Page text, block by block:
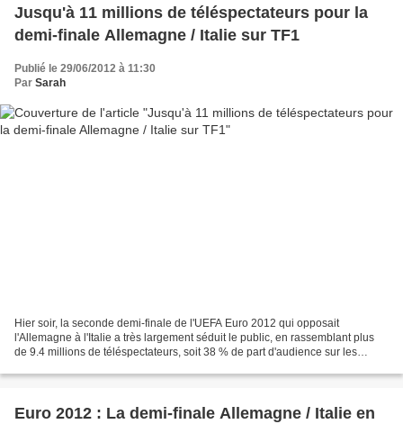
Jusqu'à 11 millions de téléspectateurs pour la
demi-finale Allemagne / Italie sur TF1
Publié le 29/06/2012 à 11:30
Par Sarah
Hier soir, la seconde demi-finale de l'UEFA Euro 2012 qui opposait
l'Allemagne à l'Italie a très largement séduit le public, en rassemblant plus
de 9.4 millions de téléspectateurs, soit 38 % de part d'audience sur les
Euro 2012 : La demi-finale Allemagne / Italie en